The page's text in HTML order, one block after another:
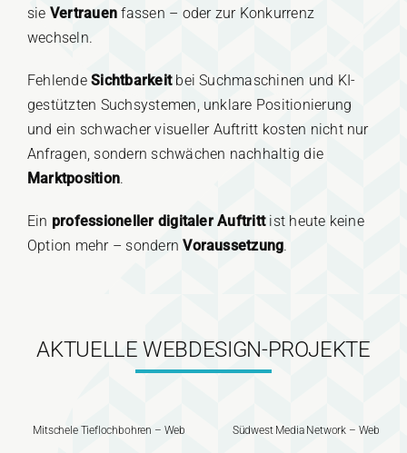
sie Vertrauen fassen – oder zur Konkurrenz
wechseln.
FehlendeSichtbarkeit bei Suchmaschinen und KI-
gestützten Suchsystemen, unklare Positionierung
und ein schwacher visueller Auftritt kosten nicht nur
Anfragen, sondern schwächen nachhaltig die
Marktposition.
Ein professioneller digitaler Auftrittist heute keine
Option mehr – sondernVoraussetzung.
AKTUELLE WEBDESIGN-PROJEKTE
Mitschele Tieflochbohren – Web Südwest Media Network – Web